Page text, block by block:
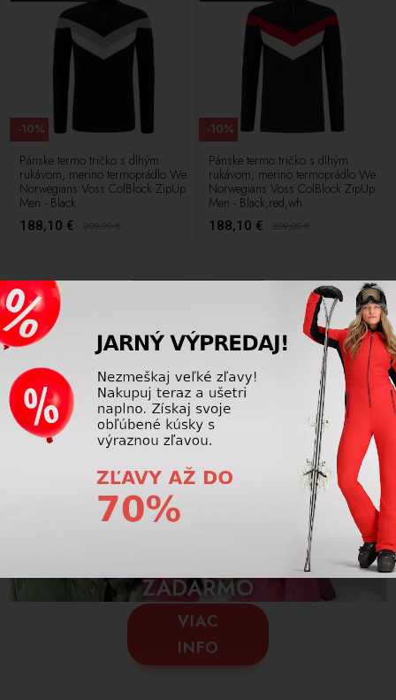
Pánske termo tričko s dlhým
rukávom, merino termoprádlo We
Norwegians Voss ColBlock ZipUp
Men - Black
188,10 € 209,00€
-10%
Pánske termo tričko s dlhým
rukávom, merino termoprádlo We
Norwegians Voss ColBlock ZipUp
Men - Black,red,wh
188,10 € 209,00€
-10%
1 2
VÝSTROJ PRE VAŠE DETI
ZADARMO
VIAC
INFO